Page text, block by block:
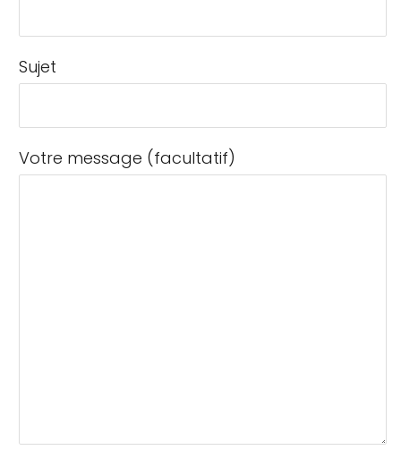
Sujet
Votre message (facultatif)